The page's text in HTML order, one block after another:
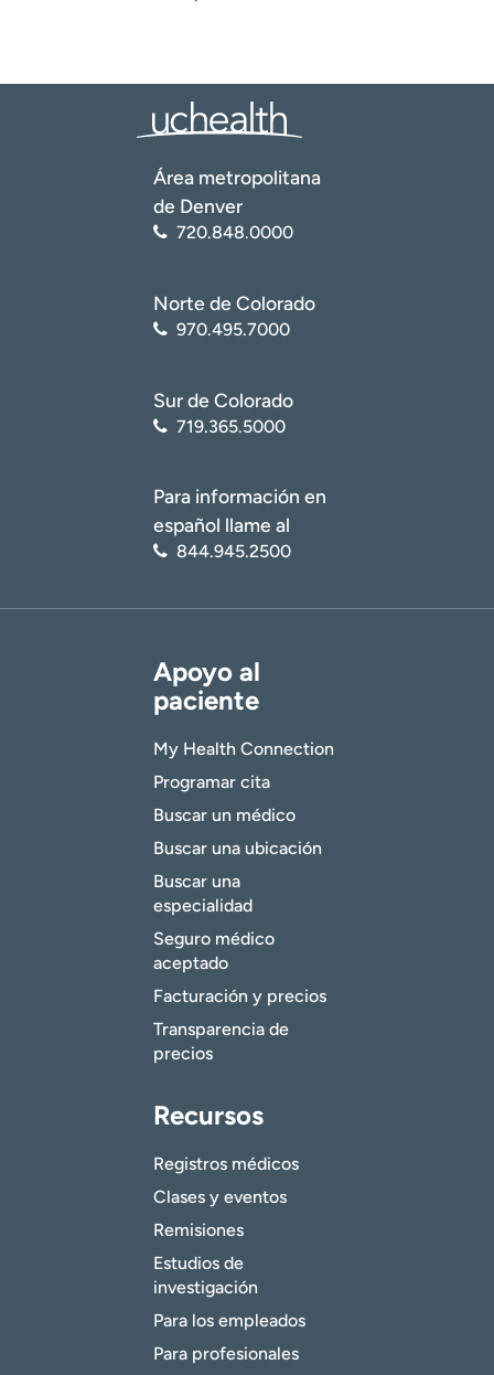
Área metropolitana
de Denver
720.848.0000
Norte de Colorado
970.495.7000
Sur de Colorado
719.365.5000
Para información en
español llame al
844.945.2500
Apoyo al
paciente
My Health Connection
Programar cita
Buscar un médico
Buscar una ubicación
Buscar una
especialidad
Seguro médico
aceptado
Facturación y precios
Transparencia de
precios
Recursos
Registros médicos
Clases y eventos
Remisiones
Estudios de
investigación
Para los empleados
Para profesionales